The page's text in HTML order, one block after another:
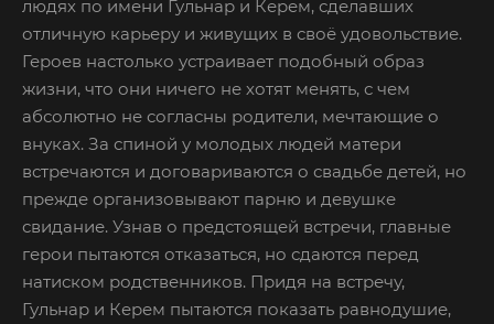
людях по имени Гульнар и Керем, сделавших
отличную карьеру и живущих в своё удовольствие.
Героев настолько устраивает подобный образ
жизни, что они ничего не хотят менять, с чем
абсолютно не согласны родители, мечтающие о
внуках. За спиной у молодых людей матери
встречаются и договариваются о свадьбе детей, но
прежде организовывают парню и девушке
свидание. Узнав о предстоящей встречи, главные
герои пытаются отказаться, но сдаются перед
натиском родственников. Придя на встречу,
Гульнар и Керем пытаются показать равнодушие,